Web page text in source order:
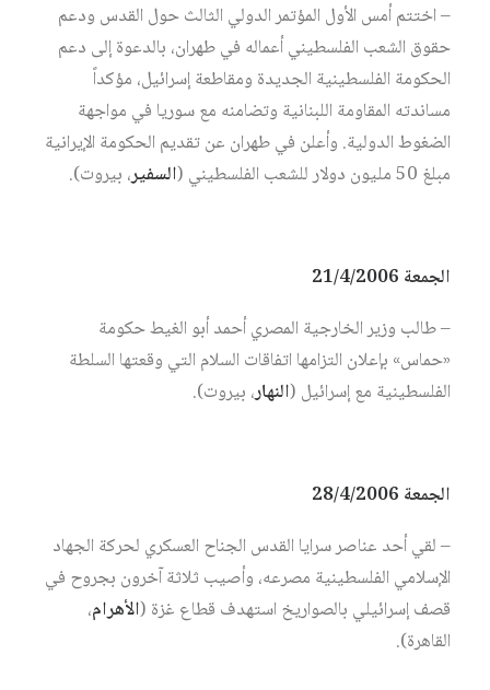
– اختتم أمس الأول المؤتمر الدولي الثالث حول القدس ودعم
حقوق الشعب الفلسطيني أعماله في طهران، بالدعوة إلى دعم
الحكومة الفلسطينية الجديدة ومقاطعة إسرائيل، مؤكداً
مساندته المقاومة اللبنانية وتضامنه مع سوريا في مواجهة
الضغوط الدولية. وأعلن في طهران عن تقديم الحكومة الإيرانية
مبلغ 50 مليون دولار للشعب الفلسطيني (
السفير، بيروت).
الجمعة 21/4/2006
– طالب وزير الخارجية المصري أحمد أبو الغيط حكومة
«حماس» بإعلان التزامها اتفاقات السلام التي وقعتها السلطة
الفلسطينية مع إسرائيل (النهار، بيروت).
الجمعة 28/4/2006
– لقي أحد عناصر سرايا القدس الجناح العسكري لحركة الجهاد
الإسلامي الفلسطينية مصرعه، وأصيب ثلاثة آخرون بجروح في
قصف إسرائيلي بالصواريخ استهدف قطاع غزة (الأهرام،
القاهرة).